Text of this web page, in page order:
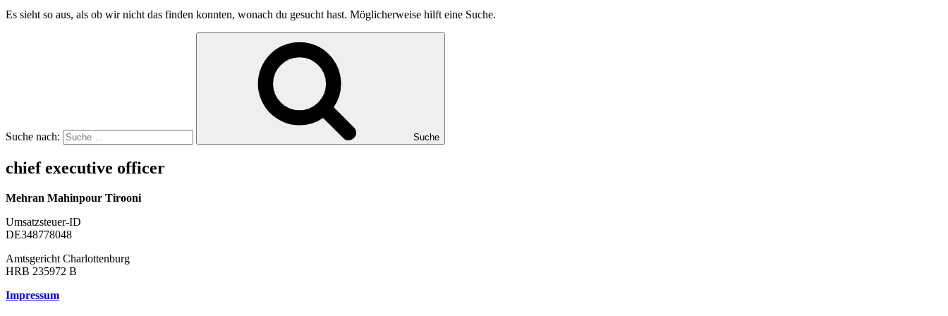
Es sieht so aus, als ob wir nicht das finden konnten, wonach du gesucht hast. Möglicherweise hilft eine Suche.
Suche nach: Suche
chief executive officer
Mehran Mahinpour Tirooni
Umsatzsteuer-ID
DE348778048
Amtsgericht Charlottenburg
HRB 235972 B
Impressum